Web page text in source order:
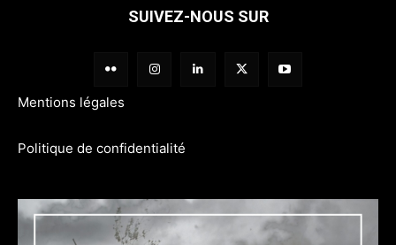
SUIVEZ-NOUS SUR
Mentions légales
Politique de confidentialité